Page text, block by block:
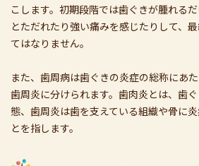
こします。初期段階では歯ぐきが腫れる
とただれたり強い痛みを感じたりして、
てはなりません。
また、歯周病は歯ぐきの炎症の総称にあ
歯周炎に分けられます。歯肉炎とは、歯
態、歯周炎は歯を支えている組織や骨に
とを指します。